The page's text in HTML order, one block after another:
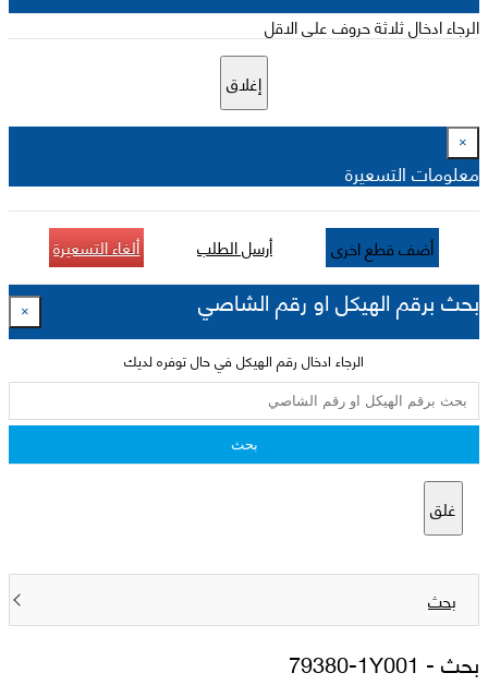
الرجاء ادخال ثلاثة حروف على الاقل
إغلاق
×
معلومات التسعيرة
أضف قطع اخرى أرسل الطلب ألغاء التسعيرة
بحث برقم الهيكل او رقم الشاصي ×
الرجاء ادخال رقم الهيكل في حال توفره لديك
بحث
غلق
بحث
بحث - 79380-1Y001